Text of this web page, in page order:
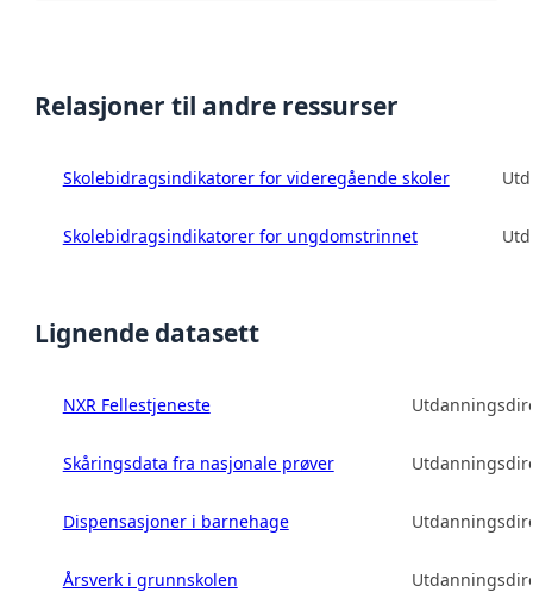
Relasjoner til andre ressurser
Skolebidragsindikatorer for videregående skoler
Skolebidragsindikatorer for ungdomstrinnet
Lignende datasett
NXR Fellestjeneste
Skåringsdata fra nasjonale prøver
Dispensasjoner i barnehage
Årsverk i grunnskolen